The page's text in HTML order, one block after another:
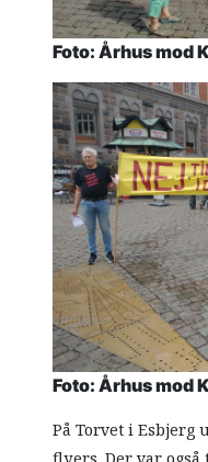
Foto: Århus mod
Foto: Århus mod
På Torvet i Esbjerg